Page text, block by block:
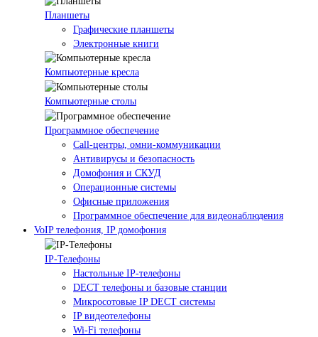
Планшеты
Графические планшеты
Электронные книги
Компьютерные кресла
Компьютерные столы
Программное обеспечение
Call-центры, омни-коммуникации
Антивирусы и безопасность
Домофония и СКУД
Операционные системы
Офисные приложения
Программное обеспечение для видеонаблюдения
VoIP телефония, IP домофония
IP-Телефоны
Настольные IP-телефоны
DECT телефоны и базовые станции
Микросотовые IP DECT системы
IP видеотелефоны
Wi-Fi телефоны